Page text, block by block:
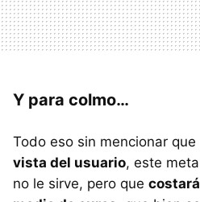
Y para colmo…
Todo eso sin mencionar
vista del usuario, este
no le sirve, pero que